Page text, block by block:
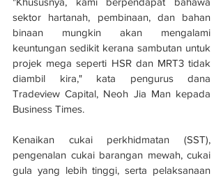
sektor hartanah, pembinaan, dan bahan
binaan mungkin akan mengalami
keuntungan sedikit kerana sambutan untuk
projek mega seperti HSR dan MRT3 tidak
diambil kira," kata pengurus dana
Tradeview Capital, Neoh Jia Man kepada
Business Times.
Kenaikan cukai perkhidmatan (SST),
pengenalan cukai barangan mewah, cukai
gula yang lebih tinggi, serta pelaksanaan